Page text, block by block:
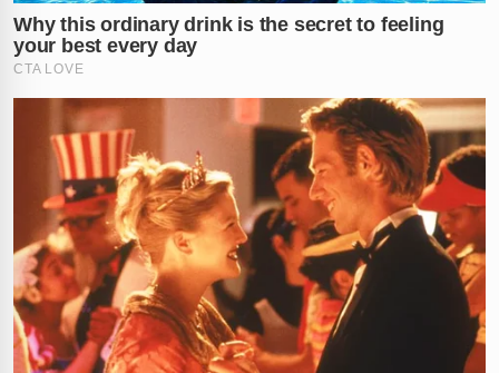
aniversariante em uma cena de pura indignação.
Justiça e Respaldo Legal
Após a repercussão explosiva, a confeiteira precisou
se defender de críticas. Julie esclareceu que a cliente
era a dona legal do produto e que apenas atendeu ao
desejo de quem pagou a conta. "As questões legais
estão cobertas. Confie em mim", afirmou a empresária,
que viu seu faturamento crescer após o episódio de
fúria.